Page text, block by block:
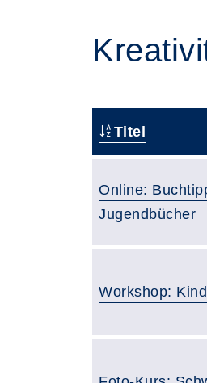
Titel
Online:
Jugendbücher
Workshop: